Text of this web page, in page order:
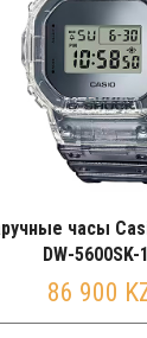
часы
DW-5600SK-
86 900